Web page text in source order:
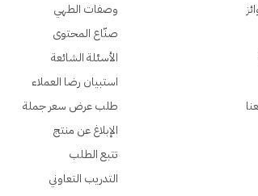
وصفات الطهي
صنّاع المحتوى
الأسئلة الشائعة
استبيان رضا العملاء
طلب عرض سعر جملة
الإبلاغ عن منتج
تتبع الطلب
التدريب التعاوني